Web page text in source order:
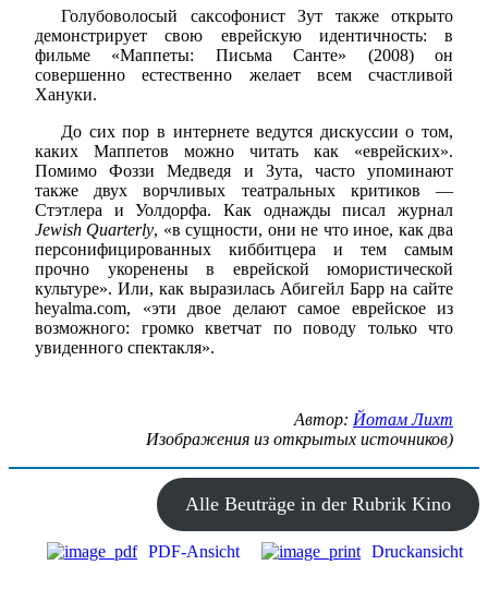
Голубоволосый саксофонист Зут также открыто
демонстрирует свою еврейскую идентичность: в
фильме «Маппеты: Письма Санте» (2008) он
совершенно естественно желает всем счастливой
Хануки.
До сих пор в интернете ведутся дискуссии о том,
каких Маппетов можно читать как «еврейских».
Помимо Фоззи Медведя и Зута, часто упоминают
также двух ворчливых театральных критиков —
Стэтлера и Уолдорфа. Как однажды писал журнал
Jewish Quarterly, «в сущности, они не что иное, как два
персонифицированных киббитцера и тем самым
прочно укоренены в еврейской юмористической
культуре». Или, как выразилась Абигейл Барр на сайте
heyalma.com, «эти двое делают самое еврейское из
возможного: громко кветчат по поводу только что
увиденного спектакля».
Автор: Йотам Лихт
Изображения из открытых источников)
Alle Beuträge in der Rubrik Kino
PDF-Ansicht Druckansicht